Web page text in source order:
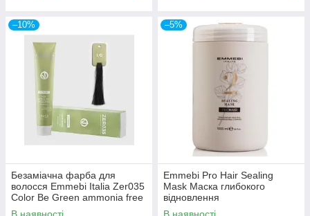
–10%
Безаміачна фарба для
волосся Emmebi Italia Zer035
Color Be Green ammonia free
В наявності
–5%
Emmebi Pro Hair Sealing
Mask Маска глибокого
відновлення
В наявності